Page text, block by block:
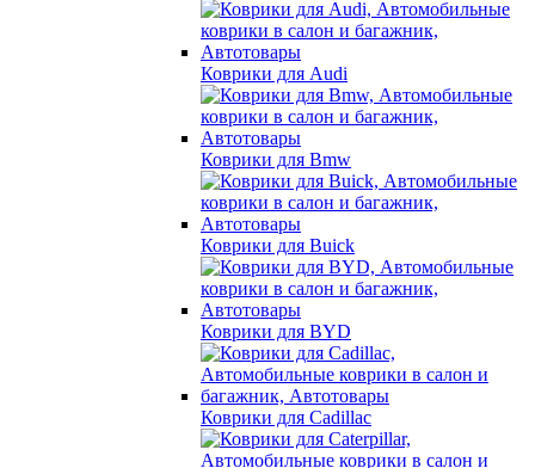
Коврики для Audi
Коврики для Bmw
Коврики для Buick
Коврики для BYD
Коврики для Cadillac